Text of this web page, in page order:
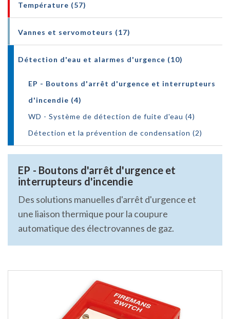
Température (57)
Vannes et servomoteurs (17)
Détection d'eau et alarmes d'urgence (10)
EP - Boutons d'arrêt d'urgence et interrupteurs
d'incendie (4)
WD - Système de détection de fuite d'eau (4)
Détection et la prévention de condensation (2)
EP - Boutons d'arrêt d'urgence et
interrupteurs d'incendie
Des solutions manuelles d'arrêt d'urgence et
une liaison thermique pour la coupure
automatique des électrovannes de gaz.